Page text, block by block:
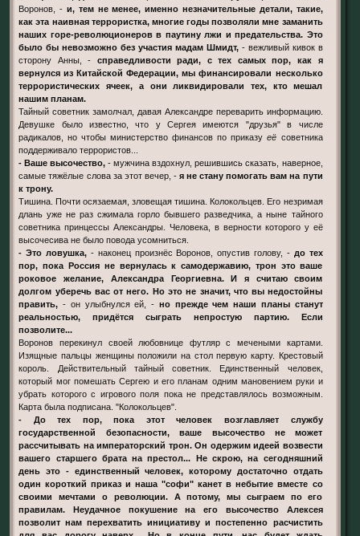
Воронов, - и, тем не менее, именно незначительные детали, такие,
как эта наивная террористка, многие годы позволяли мне заманить
наших горе-революционеров в паутину лжи и предательства. Это
было бы невозможно без участия мадам Шмидт,- вежливый кивок в
сторону Анны, - справедливости ради, с тех самых пор, как я
вернулся из Китайской Федерации, мы финансировали несколько
террористических ячеек, а они ликвидировали тех, кто мешал
нашим планам.
Тайный советник замолчал, давая Александре переварить информацию.
Девушке было известно, что у Сергея имеются "друзья" в числе
радикалов, но чтобы министерство финансов по приказуеё советника
поддерживало террористов...
- Ваше высочество, - мужчина вздохнул, решившись сказать, наверное,
самые тяжёлые слова за этот вечер, - я не стану помогать вам на пути
к трону.
Тишина. Почти осязаемая, зловещая тишина. Колокольцев. Его незримая
длань уже не раз сжимала горло бывшего разведчика, а ныне тайного
советника принцессы Александры. Человека, в верности которого у её
высочесива не было повода усомниться.
- Это ловушка, - наконец произнёс Воронов, опустив голову, - до тех
пор, пока Россия не вернулась к самодержавию, трон это ваше
роковое желание, Александра Георгиевна. И я считаю своим
долгом уберечь вас от него. Но это не значит, что вы недостойны
править, - он улыбнулся ей, - но прежде чем наши планы станут
реальностью, придётся сыграть непростую партию. Если
позволите...
Воронов перекинул своей любовнице футляр с мечеными картами.
Изящные пальцы женщины положили на стол первую карту. Крестовый
король. Действительный тайный советник. Единственный человек,
который мог помешать Сергею и его планам одним мановением руки и
убрать которого с игрового поля пока не представлялось возможным.
Карта была подписана. "Колокольцев".
- До тех пор, пока этот человек возглавляет службу
государственной безопасности, ваше высочество не может
рассчитывать на императорский трон. Он одержим идеей возвести
вашего старшего брата на престол... Не скрою, на сегодняшний
день это - единственный человек, которому достаточно отдать
один короткий приказ и наша "софи" канет в небытие вместе со
своими мечтами о революции. А потому, мы сыграем по его
правилам. Неудачное покушение на его высочество Алексея
позволит нам перехватить инициативу и постепенно расчистить